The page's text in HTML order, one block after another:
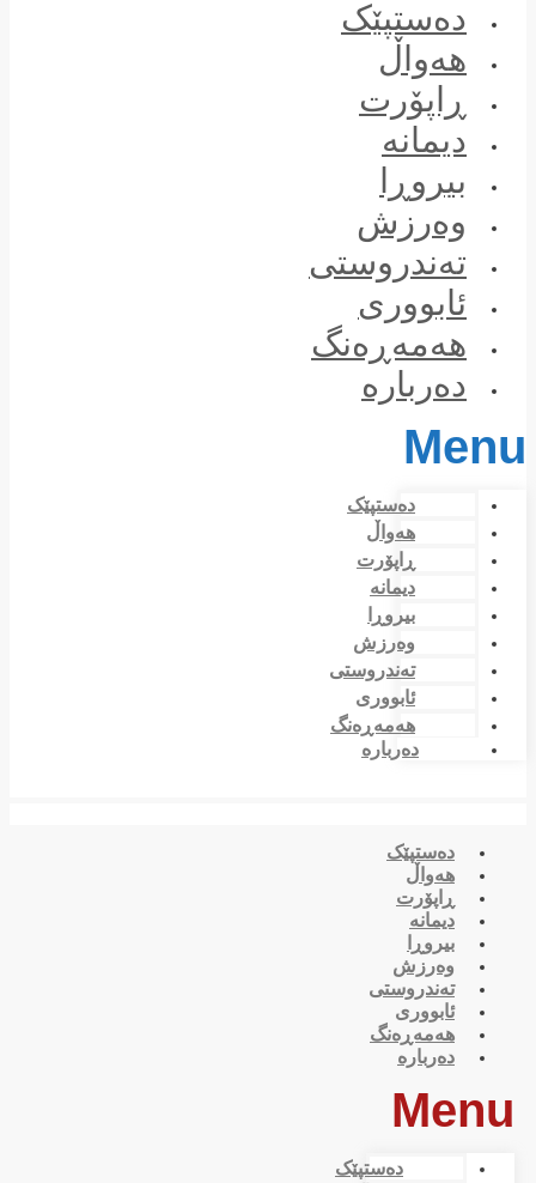
دەستپێک
هەواڵ
ڕاپۆرت
دیمانە
بیروڕا
وەرزش
تەندروستی
ئابووری
هەمەڕەنگ
دەربارە
Menu
دەستپێک
هەواڵ
ڕاپۆرت
دیمانە
بیروڕا
وەرزش
تەندروستی
ئابووری
هەمەڕەنگ
دەربارە
دەستپێک
هەواڵ
ڕاپۆرت
دیمانە
بیروڕا
وەرزش
تەندروستی
ئابووری
هەمەڕەنگ
دەربارە
Menu
دەستپێک